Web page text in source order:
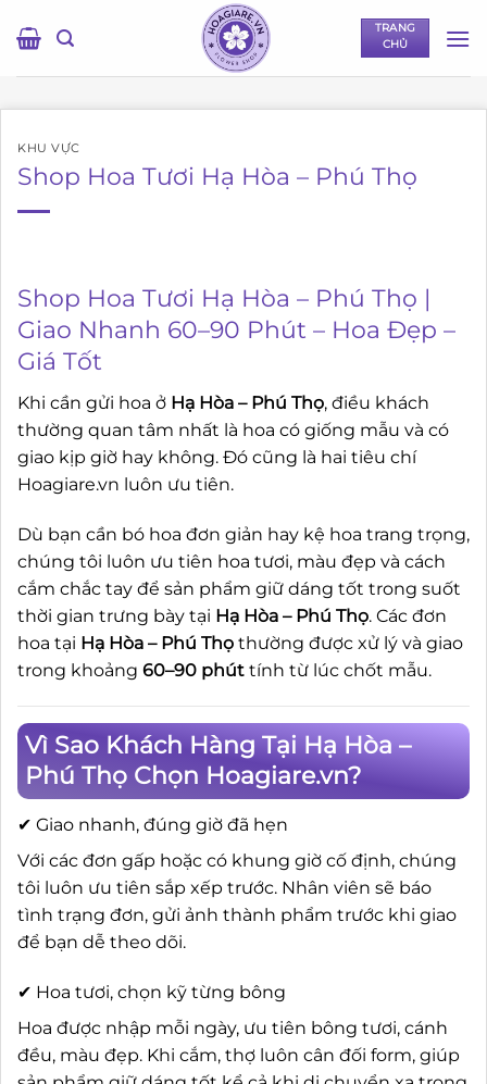
qua
TRANG
CHỦ
KHU VỰC
Shop Hoa Tươi Hạ Hòa – Phú Thọ
Shop Hoa Tươi Hạ Hòa – Phú Thọ |
Giao Nhanh 60–90 Phút – Hoa Đẹp –
Giá Tốt
Khi cần gửi hoa ở Hạ Hòa – Phú Thọ, điều khách
thường quan tâm nhất là hoa có giống mẫu và có
giao kịp giờ hay không. Đó cũng là hai tiêu chí
Hoagiare.vn luôn ưu tiên.
Dù bạn cần bó hoa đơn giản hay kệ hoa trang trọng,
chúng tôi luôn ưu tiên hoa tươi, màu đẹp và cách
cắm chắc tay để sản phẩm giữ dáng tốt trong suốt
thời gian trưng bày tại Hạ Hòa – Phú Thọ. Các đơn
hoa tại Hạ Hòa – Phú Thọ thường được xử lý và giao
trong khoảng 60–90 phút tính từ lúc chốt mẫu.
Vì Sao Khách Hàng Tại Hạ Hòa –
Phú Thọ Chọn Hoagiare.vn?
✔ Giao nhanh, đúng giờ đã hẹn
Với các đơn gấp hoặc có khung giờ cố định, chúng
tôi luôn ưu tiên sắp xếp trước. Nhân viên sẽ báo
tình trạng đơn, gửi ảnh thành phẩm trước khi giao
để bạn dễ theo dõi.
✔ Hoa tươi, chọn kỹ từng bông
Hoa được nhập mỗi ngày, ưu tiên bông tươi, cánh
đều, màu đẹp. Khi cắm, thợ luôn cân đối form, giúp